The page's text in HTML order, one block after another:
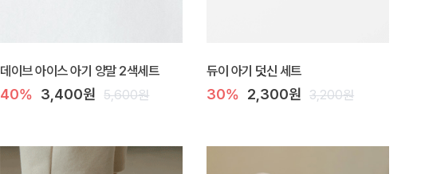
데이브 아이스 아기 양말 2색세트
40% 3,400원 5,600원
듀이 아기 덧신 세트
30% 2,300원 3,200원